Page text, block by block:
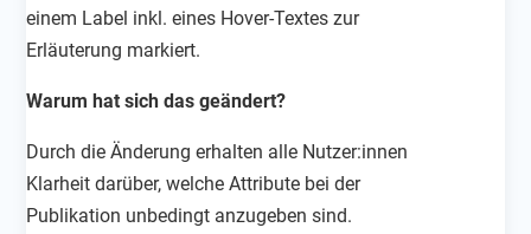
einem Label inkl. eines Hover-Textes zur
Erläuterung markiert.
Warum hat sich das geändert?
Durch die Änderung erhalten alle Nutzer:innen
Klarheit darüber, welche Attribute bei der
Publikation unbedingt anzugeben sind.